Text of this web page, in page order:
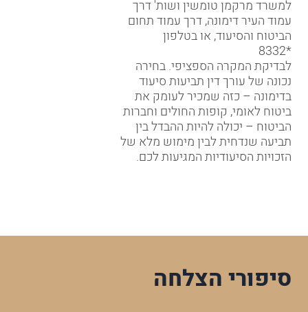
למשרד מרקמן טומשין ושות' דרך
עמוד העיר דימונה, דרך עמוד תחום
הביטוח והסיעוד, או בטלפון
*8332
לבדיקת המקרה הספציפי. בחירה
נכונה של עורך דין תביעות סיעוד
בדימונה – כזה שמכיר לעומק את
ביטוח לאומי, קופות החולים וחברות
הביטוח – יכולה להיות ההבדל בין
תביעה שנדחית לבין מימוש מלא של
הזכויות הסיעודיות המגיעות לכם.
סיפורי הצלחה